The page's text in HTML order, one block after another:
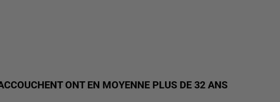
ONT EN MOYENNE PLUS DE 32 ANS